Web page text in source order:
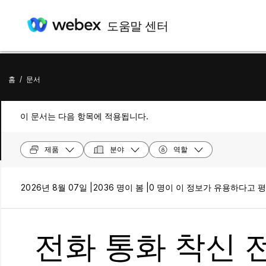
도움말 센터
홈 / 문서
이 문서는 다음 항목에 적용됩니다.
제품 분야 역할
2026년 8월 07일 | 2036 명이 봄 | 0 명이 이 정보가 유용하다고
전화 통화 착신